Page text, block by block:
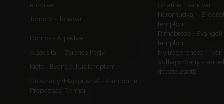
erődítés
Szlatina I. sáncvár
Tömörd - Ilonavár
Háromudvar -
templom
Dömös - Árpádvár
Rimabrézó -
templom
Alsócsitár - Zsibrica hegy
Nyitragerencsér - Vár
Kiéte - Evangélikus templom
Vulkapordány -
(feltételezett)
Oroszlány (Majkpuszta) - Premontrei
Prépostság Romjai